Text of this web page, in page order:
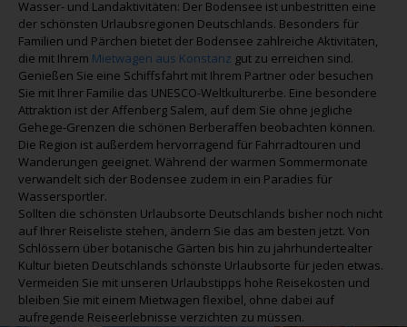
Wasser- und Landaktivitäten: Der Bodensee ist unbestritten eine
der schönsten Urlaubsregionen Deutschlands. Besonders für
Familien und Pärchen bietet der Bodensee zahlreiche Aktivitäten,
die mit Ihrem Mietwagen aus Konstanz gut zu erreichen sind.
Genießen Sie eine Schiffsfahrt mit Ihrem Partner oder besuchen
Sie mit Ihrer Familie das UNESCO-Weltkulturerbe. Eine besondere
Attraktion ist der Affenberg Salem, auf dem Sie ohne jegliche
Gehege-Grenzen die schönen Berberaffen beobachten können.
Die Region ist außerdem hervorragend für Fahrradtouren und
Wanderungen geeignet. Während der warmen Sommermonate
verwandelt sich der Bodensee zudem in ein Paradies für
Wassersportler.
Sollten die schönsten Urlaubsorte Deutschlands bisher noch nicht
auf Ihrer Reiseliste stehen, ändern Sie das am besten jetzt. Von
Schlössern über botanische Gärten bis hin zu jahrhundertealter
Kultur bieten Deutschlands schönste Urlaubsorte für jeden etwas.
Vermeiden Sie mit unseren Urlaubstipps hohe Reisekosten und
bleiben Sie mit einem Mietwagen flexibel, ohne dabei auf
aufregende Reiseerlebnisse verzichten zu müssen.